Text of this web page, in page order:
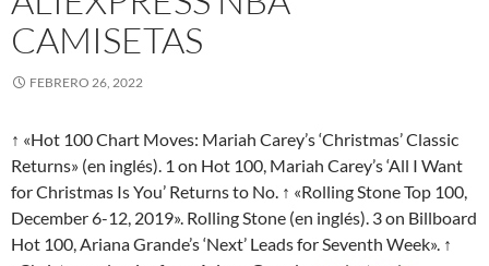
CAMISETAS
FEBRERO 26, 2022
↑ «Hot 100 Chart Moves: Mariah Carey’s ‘Christmas’ Classic
Returns» (en inglés). 1 on Hot 100, Mariah Carey’s ‘All I Want
for Christmas Is You’ Returns to No. ↑ «Rolling Stone Top 100,
December 6-12, 2019». Rolling Stone (en inglés). 3 on Billboard
Hot 100, Ariana Grande’s ‘Next’ Leads for Seventh Week». ↑